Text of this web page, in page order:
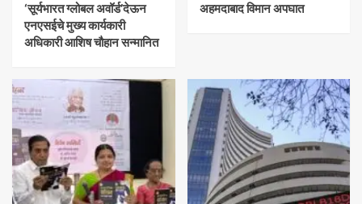
‘सूर्यभारत ग्लोबल अवॉर्ड’देऊन
एनएसईचे मुख्य कार्यकारी
अधिकारी आशिष चौहान सन्मानित
अहमदाबाद विमान अपघात